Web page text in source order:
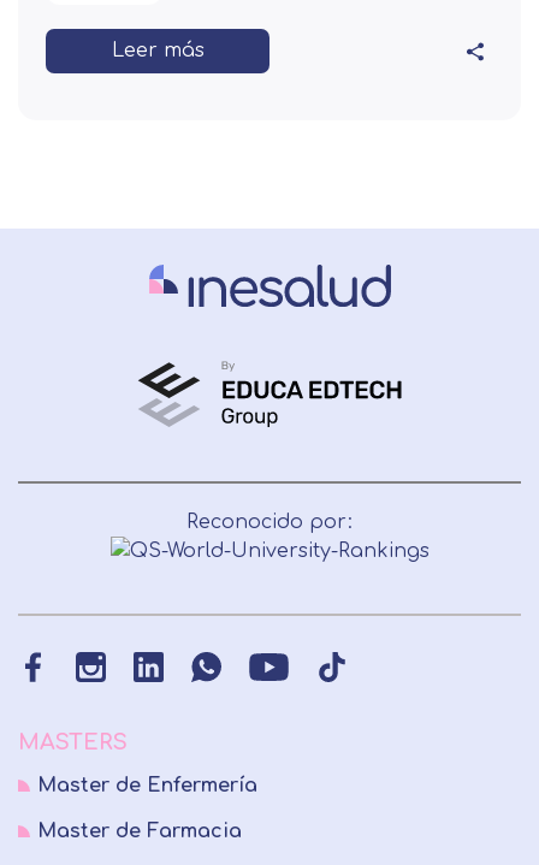
Leer más
Reconocido por:
MASTERS
Master de Enfermería
Master de Farmacia